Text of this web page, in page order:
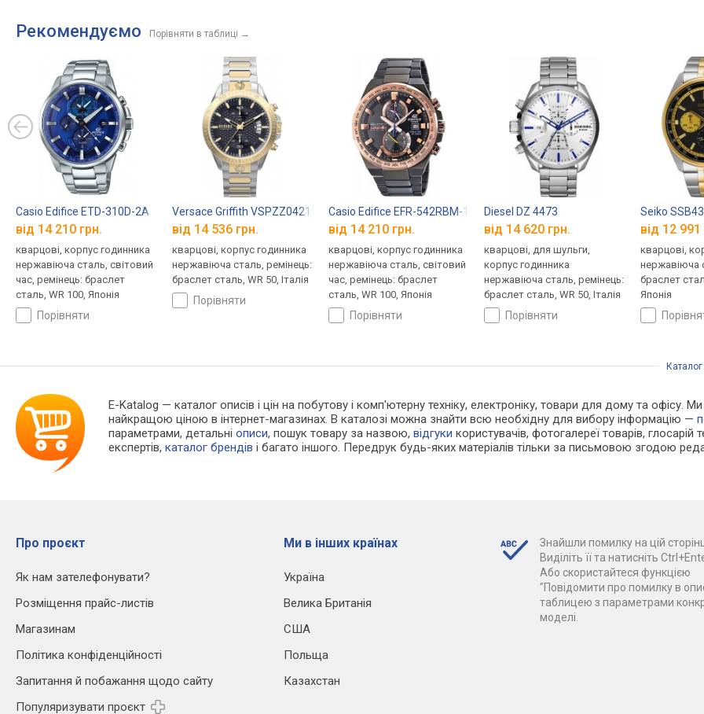
Рекомендуємо Порівняти в таблиці →
Casio Edifice ETD-310D-2A
від 14 210 грн.
кварцові, корпус годинника
нержавіюча сталь, світовий
час, ремінець: браслет
сталь, WR 100, Японія
порівняти
Versace Griffith VSPZZ0421
від 14 536 грн.
кварцові, корпус годинника
нержавіюча сталь, ремінець:
браслет сталь, WR 50, Італія
порівняти
Casio Edifice EFR-542RBM-1A
від 14 210 грн.
кварцові, корпус годинника
нержавіюча сталь, світовий
час, ремінець: браслет
сталь, WR 100, Японія
порівняти
Diesel DZ 4473
від 14 620 грн.
кварцові, для шульги,
корпус годинника
нержавіюча сталь, ремінець:
браслет сталь, WR 50, Італія
порівняти
Seiko
від 12 991
кварцові,
нержавіюча
браслет
Японія
Каталог
E-Katalog — каталог описів і цін на побутову і комп'ютерну техніку, електроніку, товари для дому та офісу.
найкращою ціною в інтернет-магазинах. В каталозі можна знайти всю необхідну для вибору інформацію —
параметрами, детальніописи, пошук товару за назвою,відгуки користувачів, фотогалереї товарів, глосарій
експертів,каталог брендів і багато іншого. Передрук будь-яких матеріалів тільки за письмовою згодою
Про проєкт
Як нам зателефонувати?
Розміщення прайс-листів
Магазинам
Політика конфіденційності
Запитання й побажання щодо сайту
Популяризувати проєкт
Ми в інших країнах
Україна
Велика Британія
США
Польща
Казахстан
Знайшли помилку на цій
Виділіть її та натисніть
Або скористайтеся функцією
"Повідомити про помилку в
таблицею з параметрами
моделі.